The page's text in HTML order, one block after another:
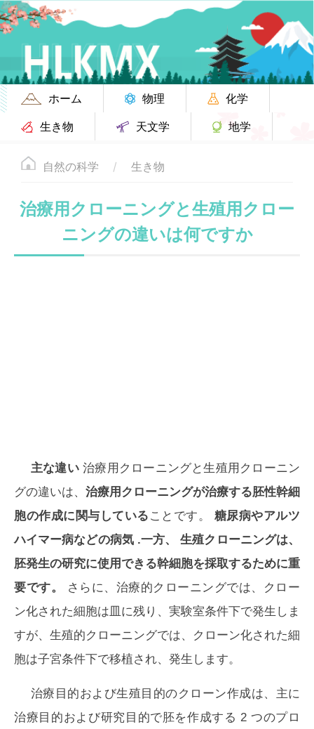
ホーム 物理
化学
生き物
天文学 地学
自然の科学 生き物
治療用クローニングと生殖用クロー
ニングの違いは何ですか
主な違い治療用クローニングと生殖用クローニン
グの違いは、 治療用クローニングが治療する胚性幹細
胞の作成に関与している ことです。 糖尿病やアルツ
ハイマー病などの病気 .一方、
生殖クローニングは、
胚発生の研究に使用できる幹細胞を採取するために重
要です。
さらに、治療的クローニングでは、クロー
ン化された細胞は皿に残り、実験室条件下で発生しま
すが、生殖的クローニングでは、クローン化された細
胞は子宮条件下で移植され、発生します。
治療目的および生殖目的のクローン作成は、主に
治療目的および研究目的で胚を作成する 2 つのプロ